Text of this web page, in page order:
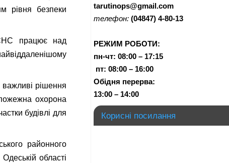
рівня безпеки
працює над
рішення
охорона
будівлі для
районного
області
tarutinops@gmail.com
телефон: (04847) 4-80-13
РЕЖИМ РОБОТИ:
пн-чт: 08:00 – 17:15
пт: 08:00 – 16:00
Обідня перерва:
13:00 – 14:00
Корисні посилання